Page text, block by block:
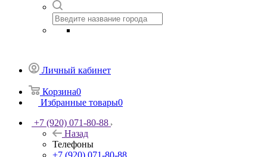
Личный кабинет
Корзина0
Избранные товары0
+7 (920) 071-80-88
Назад
Телефоны
+7 (920) 071-80-88